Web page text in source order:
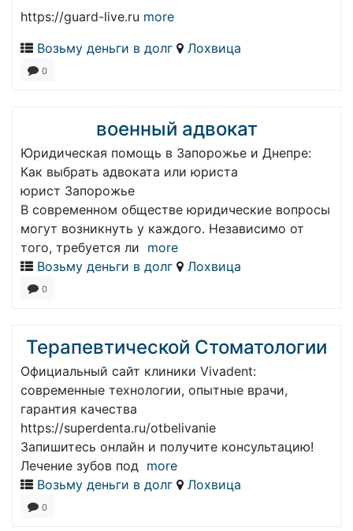
https://guard-live.ru more
Возьму деньги в долг
Лохвица
0
военный адвокат
Юридическая помощь в Запорожье и Днепре:
Как выбрать адвоката или юриста
юрист Запорожье
В современном обществе юридические вопросы
могут возникнуть у каждого. Независимо от
того, требуется ли more
Возьму деньги в долг
Лохвица
0
Терапевтической Стоматологии
Официальный сайт клиники Vivadent:
современные технологии, опытные врачи,
гарантия качества
https://superdenta.ru/otbelivanie
Запишитесь онлайн и получите консультацию!
Лечение зубов под more
Возьму деньги в долг
Лохвица
0